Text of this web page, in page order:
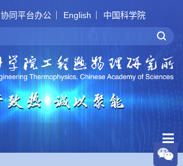
协同平台办公 English 中国科学院